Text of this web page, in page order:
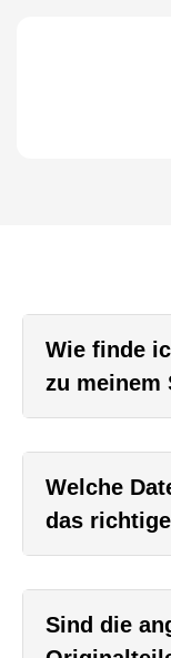
Wie finde
zu meinem
Welche
das
Sind die